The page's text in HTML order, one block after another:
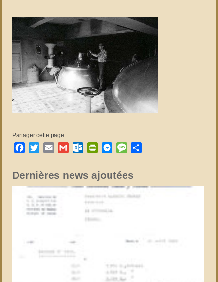
Partager cette page
Facebook
TwitterEmail GmailOutlook.com
PrintFriendly
Messenger
Message
Dernières news ajoutées